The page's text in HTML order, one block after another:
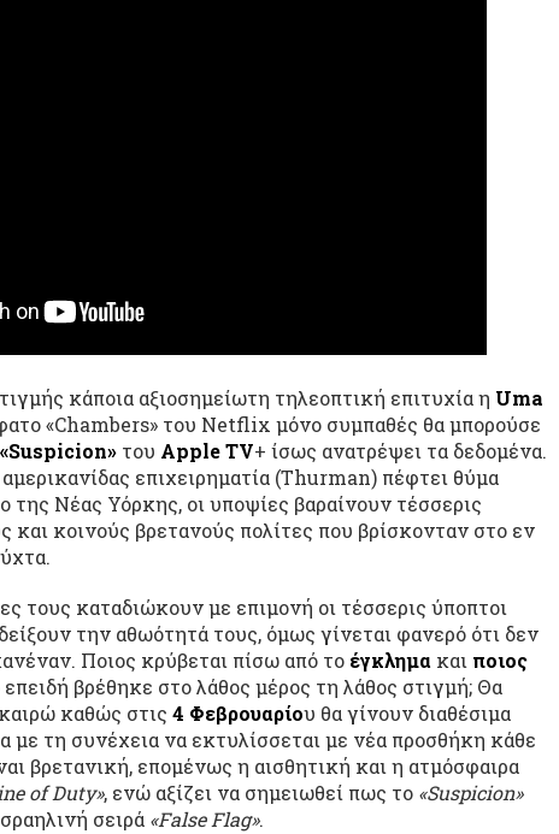
κάποια αξιοσημείωτη τηλεοπτική επιτυχία η Uma
«Chambers» του Netflix μόνο συμπαθές θα μπορούσε
«Suspicion» του Apple TV+ ίσως ανατρέψει τα δεδομένα.
επιχειρηματία (Thurman) πέφτει θύμα
της Νέας Υόρκης, οι υποψίες βαραίνουν τέσσερις
και κοινούς βρετανούς πολίτες που βρίσκονταν στο εν
τους καταδιώκουν με επιμονή οι τέσσερις ύποπτοι
την αθωότητά τους, όμως γίνεται φανερό ότι δεν
Ποιος κρύβεται πίσω από το έγκλημα και ποιος
βρέθηκε στο λάθος μέρος τη λάθος στιγμή; Θα
καθώς στις 4 Φεβρουαρίου θα γίνουν διαθέσιμα
με τη συνέχεια να εκτυλίσσεται με νέα προσθήκη κάθε
βρετανική, επομένως η αισθητική και η ατμόσφαιρα
of Duty», ενώ αξίζει να σημειωθεί πως το «Suspicion»
σειρά «False Flag».